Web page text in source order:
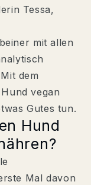
Tessa,
mit allen
dem
vegan
Gutes tun.
Hund
Mal davon